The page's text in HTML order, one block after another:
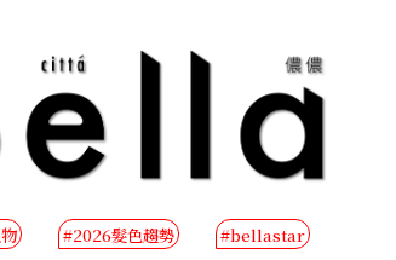
#2026髮色趨勢 #bellastar